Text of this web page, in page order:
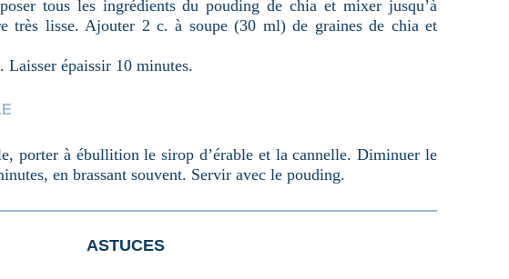
tous les ingrédients du pouding de chia et mixer jusqu’à
très lisse. Ajouter 2 c. à soupe (30 ml) de graines de chia et
Laisser épaissir 10 minutes.
porter à ébullition le sirop d’érable et la cannelle. Diminuer le
en brassant souvent. Servir avec le pouding.
ASTUCES